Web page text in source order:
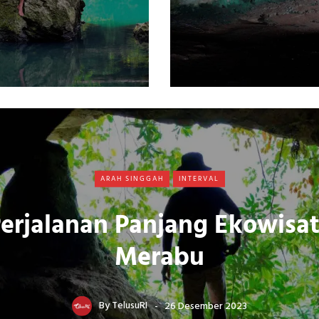
ARAH SINGGAH INTERVAL
Panjang
Merabu
ByTelusuRI 26 Desember 2023